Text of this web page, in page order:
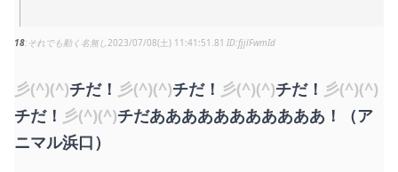
18 それでも動く名無し 2023/07/08(土) 11:41:51.81 fjjlFwmId
彡(^)(^)チだ！ 彡(^)(^)チだ！ 彡(^)(^)チだ！ 彡(^)(^)
チだ！ 彡(^)(^)チだあああああああああああ！（ア
ニマル浜口）